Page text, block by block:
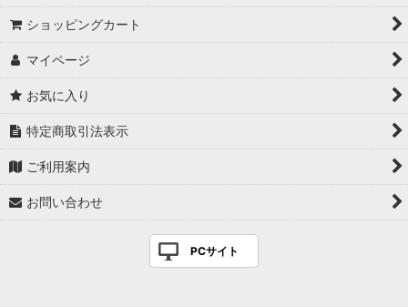
ショッピングカート
マイページ
お気に入り
特定商取引法表示
ご利用案内
お問い合わせ
PCサイト